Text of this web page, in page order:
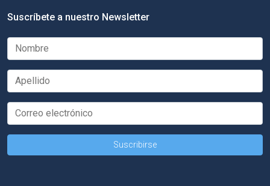
Suscríbete a nuestro Newsletter